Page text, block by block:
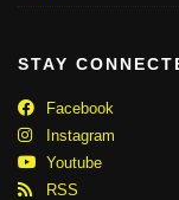
STAY
Facebook
Instagram
Youtube
RSS